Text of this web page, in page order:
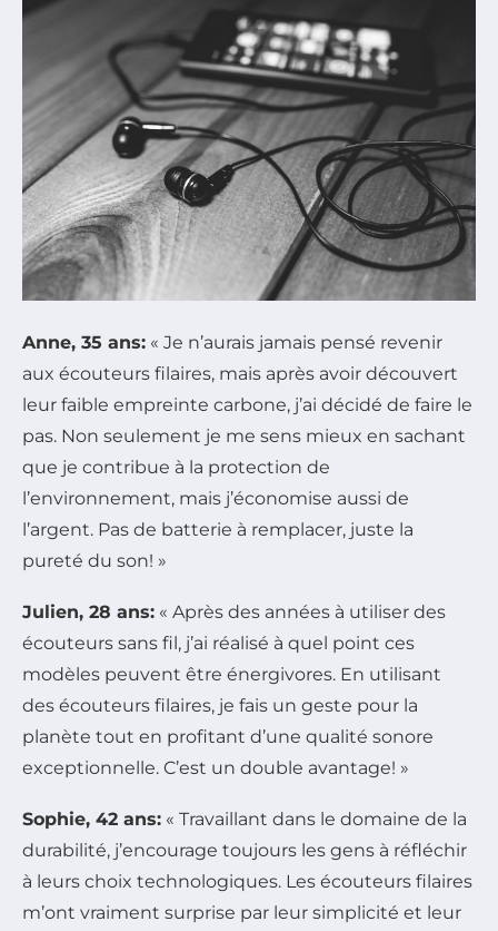
Anne, 35 ans: « Je n’aurais jamais pensé revenir
aux écouteurs filaires, mais après avoir découvert
leur faible empreinte carbone, j’ai décidé de faire le
pas. Non seulement je me sens mieux en sachant
que je contribue à la protection de
l’environnement, mais j’économise aussi de
l’argent. Pas de batterie à remplacer, juste la
pureté du son! »
Julien, 28 ans: « Après des années à utiliser des
écouteurs sans fil, j’ai réalisé à quel point ces
modèles peuvent être énergivores. En utilisant
des écouteurs filaires, je fais un geste pour la
planète tout en profitant d’une qualité sonore
exceptionnelle. C’est un double avantage! »
Sophie, 42 ans: « Travaillant dans le domaine de la
durabilité, j’encourage toujours les gens à réfléchir
à leurs choix technologiques. Les écouteurs filaires
m’ont vraiment surprise par leur simplicité et leur